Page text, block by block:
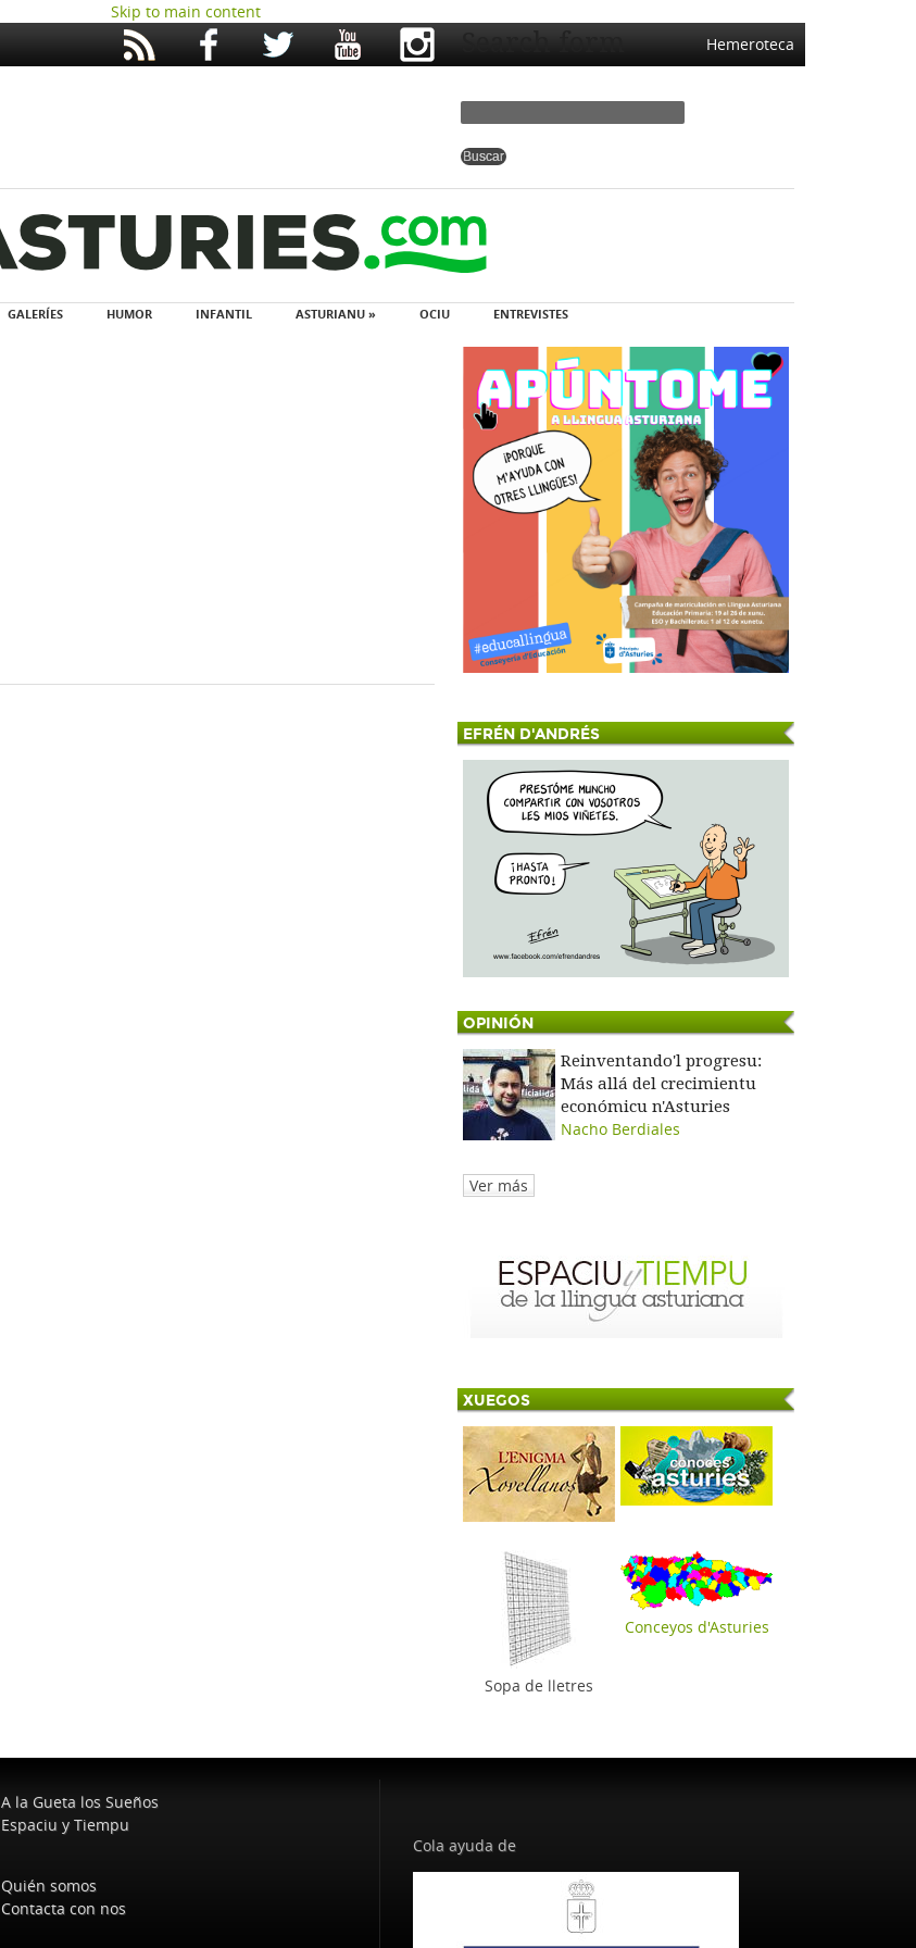
Skip to main content
Hemeroteca
Search form
GALERÍES HUMOR INFANTIL ASTURIANU » OCIU ENTREVISTES
EFRÉN D'ANDRÉS
OPINIÓN
Reinventando'l progresu:
Más allá del crecimientu
económicu n'Asturies
Nacho Berdiales
Ver más
XUEGOS
Sopa de lletres
Conceyos d'Asturies
A la Gueta los Sueños
Espaciu y Tiempu
Quién somos
Contacta con nos
Cola ayuda de